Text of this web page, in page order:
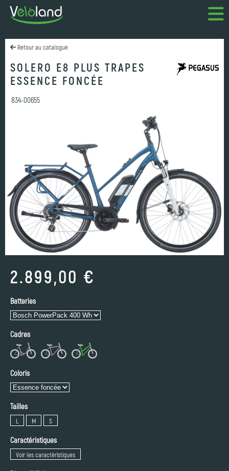
Retour au catalogue
SOLERO E8 PLUS TRAPES
ESSENCE FONCÉE
834-00655
2.899,00 €
Batteries
Cadres
Coloris
Tailles
L M S
Caractéristiques
Voir les caractéristiques